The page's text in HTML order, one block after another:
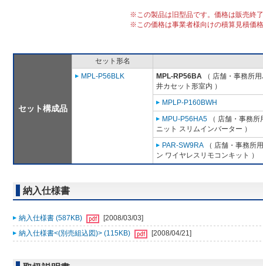
※この製品は旧型品です。価格は販売終
※この価格は事業者様向けの積算見積価
セット構成品
セット形名
MPL-P56BLK
MPL-RP56BA （ 店舗・事務所
井カセット形室内 ）
MPLP-P160BWH
MPU-P56HA5 （ 店舗・事務
ニット スリムインバーター ）
PAR-SW9RA （ 店舗・事務所
ン ワイヤレスリモコンキット ）
納入仕様書
納入仕様書 (587KB)
[2008/03/03]
納入仕様書<(別売組込図)> (115KB)
[2008/04/21]